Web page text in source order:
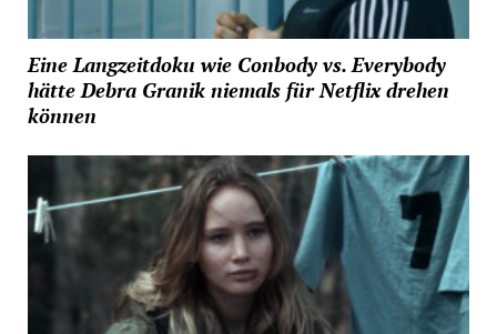
Eine Langzeitdoku wie Conbody vs. Everybody
hätte Debra Granik niemals für Netflix drehen
können